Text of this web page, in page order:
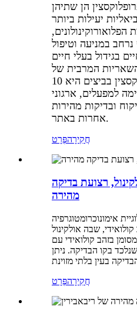
הן שתיהן
יעילות ביותר
הפלואורוקינולונים,
במניעה וטיפול
בגידול בעלי חיים
המרבית של
אנרופלוקססין וציפרופלוקסצין בביצים היא 10
למפעלים, ארגוני
ובדיקות מהירות
אחרות באתר.
חֲקִירָהפְּרָט
רצועת בדיקה
מהירה
אימונוכרומטוגרפיה
שבה אולקינול
בזהב קולואידי עם
בקו הבדיקה. ניתן
חֲקִירָהפְּרָט